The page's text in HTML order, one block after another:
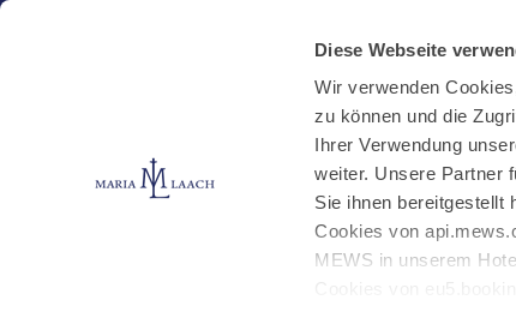
Diese Webseite
Wir verwenden
zu können und die
Ihrer Verwendung
weiter. Unsere Partner
Sie ihnen bereitgestellt
Cookies von
MEWS in unserem
Kloster Klosterbetriebe
E-Mail schreiben
E-Mail schreiben